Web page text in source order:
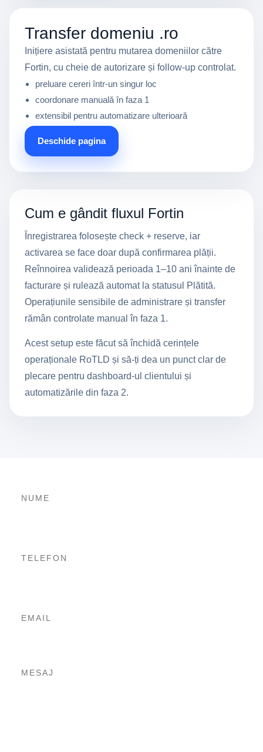
Transfer domeniu .ro
Inițiere asistată pentru mutarea domeniilor către
Fortin, cu cheie de autorizare și follow-up controlat.
preluare cereri într-un singur loc
coordonare manuală în faza 1
extensibil pentru automatizare ulterioară
Deschide pagina
Cum e gândit fluxul Fortin
Înregistrarea folosește check + reserve, iar
activarea se face doar după confirmarea plății.
Reînnoirea validează perioada 1–10 ani înainte de
facturare și rulează automat la statusul Plătită.
Operațiunile sensibile de administrare și transfer
rămân controlate manual în faza 1.
Acest setup este făcut să închidă cerințele
operaționale RoTLD și să-ți dea un punct clar de
plecare pentru dashboard-ul clientului și
automatizările din faza 2.